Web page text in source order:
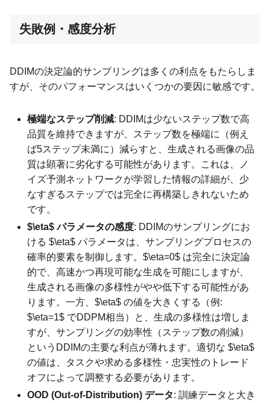
失敗例・感度分析
DDIMの決定論的サンプリングは多くの利点をもたらしま
すが、そのパフォーマンスはいくつかの要因に敏感です。
極端なステップ削減: DDIMは少ないステップ数で高
品質を維持できますが、ステップ数を極端に（例え
ば5ステップ未満に）減らすと、生成される画像の品
質は顕著に劣化する可能性があります。これは、ノ
イズ予測ネットワークが学習した情報の詳細が、少
なすぎるステップでは完全に再構築しきれないため
です。
$\eta$ パラメータの感度: DDIMのサンプリングにお
ける $\eta$ パラメータは、サンプリングプロセスの
確率的要素を制御します。$\eta=0$ は完全に決定論
的で、高速かつ再現可能な生成を可能にしますが、
生成される画像の多様性がやや低下する可能性があ
ります。一方、$\eta$ の値を大きくする（例:
$\eta=1$ でDDPM相当）と、生成の多様性は増しま
すが、サンプリングの効率性（ステップ数の削減）
というDDIMの主要な利点が薄れます。適切な $\eta$
の値は、タスクや求める多様性・忠実性のトレード
オフによって調整する必要があります。
OOD (Out-of-Distribution) データ: 訓練データと大き